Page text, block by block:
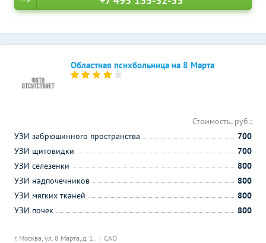
Областная психбольница на 8 Марта
г. Москва, ул. 8 Марта, д. 1, САО
Стоимость, руб.:
УЗИ забрюшинного пространства
700
УЗИ щитовидки
700
УЗИ селезенки
800
УЗИ надпочечников
800
УЗИ мягких тканей
800
УЗИ почек
800